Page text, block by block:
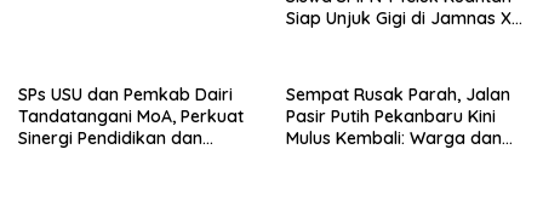
Siap Unjuk Gigi di Jamnas XII
SPs USU dan Pemkab Dairi
Tandatangani MoA, Perkuat
Sinergi Pendidikan dan
Sempat Rusak Parah, Jalan
Pasir Putih Pekanbaru Kini
Mulus Kembali: Warga dan